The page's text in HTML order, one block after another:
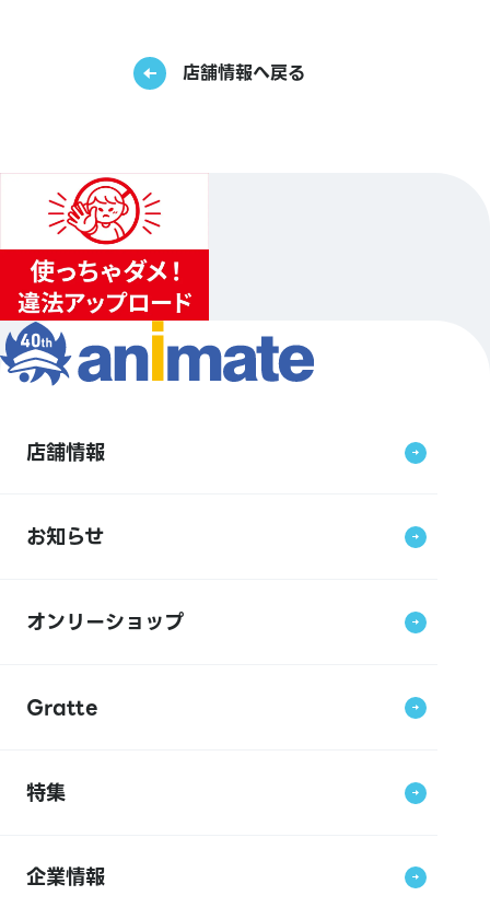
店舗情報へ戻る
店舗情報
お知らせ
オンリーショップ
Gratte
特集
企業情報